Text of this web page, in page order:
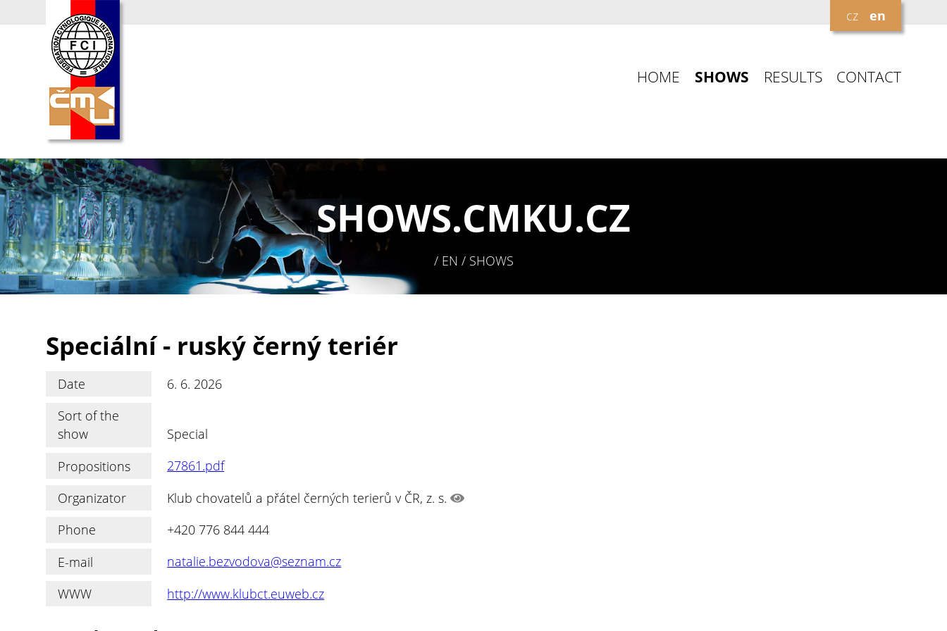
cz en
HOME SHOWS RESULTS CONTACT
SHOWS.CMKU.CZ
/ EN / SHOWS
Speciální - ruský černý teriér
Date
6. 6. 2026
Sort of the
show
Special
Propositions
27861.pdf
Organizator
Klub chovatelů a přátel černých terierů v ČR, z. s.
Phone
+420 776 844 444
E-mail
natalie.bezvodova@seznam.cz
WWW
http://www.klubct.euweb.cz